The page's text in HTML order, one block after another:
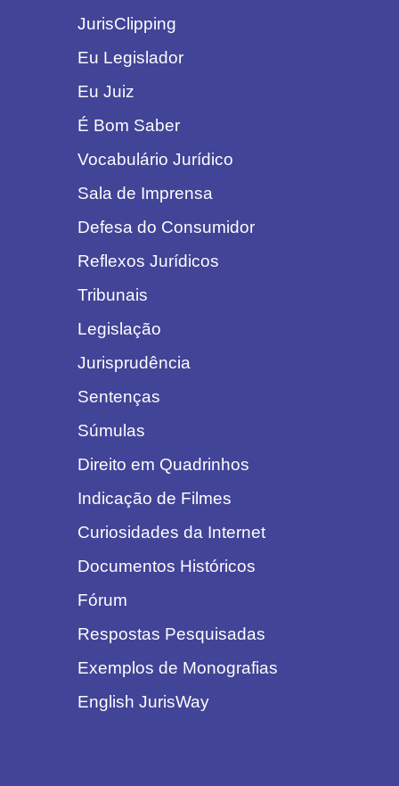
JurisClipping
Eu Legislador
Eu Juiz
É Bom Saber
Vocabulário Jurídico
Sala de Imprensa
Defesa do Consumidor
Reflexos Jurídicos
Tribunais
Legislação
Jurisprudência
Sentenças
Súmulas
Direito em Quadrinhos
Indicação de Filmes
Curiosidades da Internet
Documentos Históricos
Fórum
Respostas Pesquisadas
Exemplos de Monografias
English JurisWay